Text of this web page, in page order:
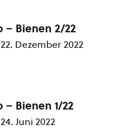
– Bienen 2/22
22. Dezember 2022
– Bienen 1/22
24. Juni 2022